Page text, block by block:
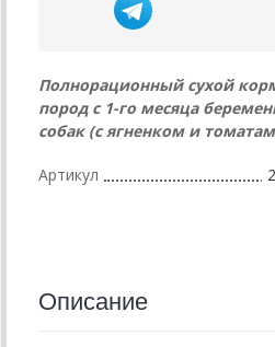
Полнорационный сухой
пород с 1-го месяца
собак (с ягненком и
Артикул
Описание